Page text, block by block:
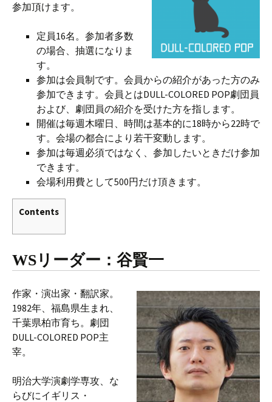
参加頂けます。
定員16名。参加者多数
の場合、抽選になりま
す。
参加は会員制です。会員からの紹介があった方のみ
参加できます。会員とはDULL-COLORED POP劇団員
および、劇団員の紹介を受けた方を指します。
開催は毎週木曜日、時間は基本的に18時から22時で
す。会場の都合により若干変動します。
参加は毎週必須ではなく、参加したいときだけ参加
できます。
会場利用費として500円だけ頂きます。
Contents
WSリーダー：谷賢一
作家・演出家・翻訳家。
1982年、福島県生まれ、
千葉県柏市育ち。劇団
DULL-COLORED POP主
宰。
明治大学演劇学専攻、な
らびにイギリス・